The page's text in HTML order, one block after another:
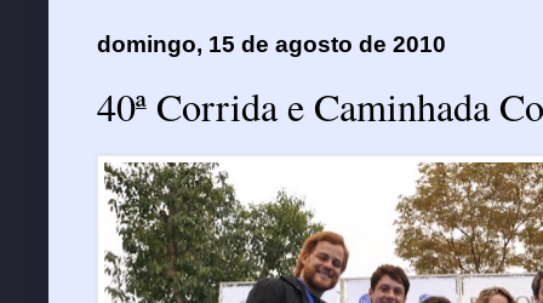
domingo, 15 de agosto de 2010
40ª Corrida e Caminhada